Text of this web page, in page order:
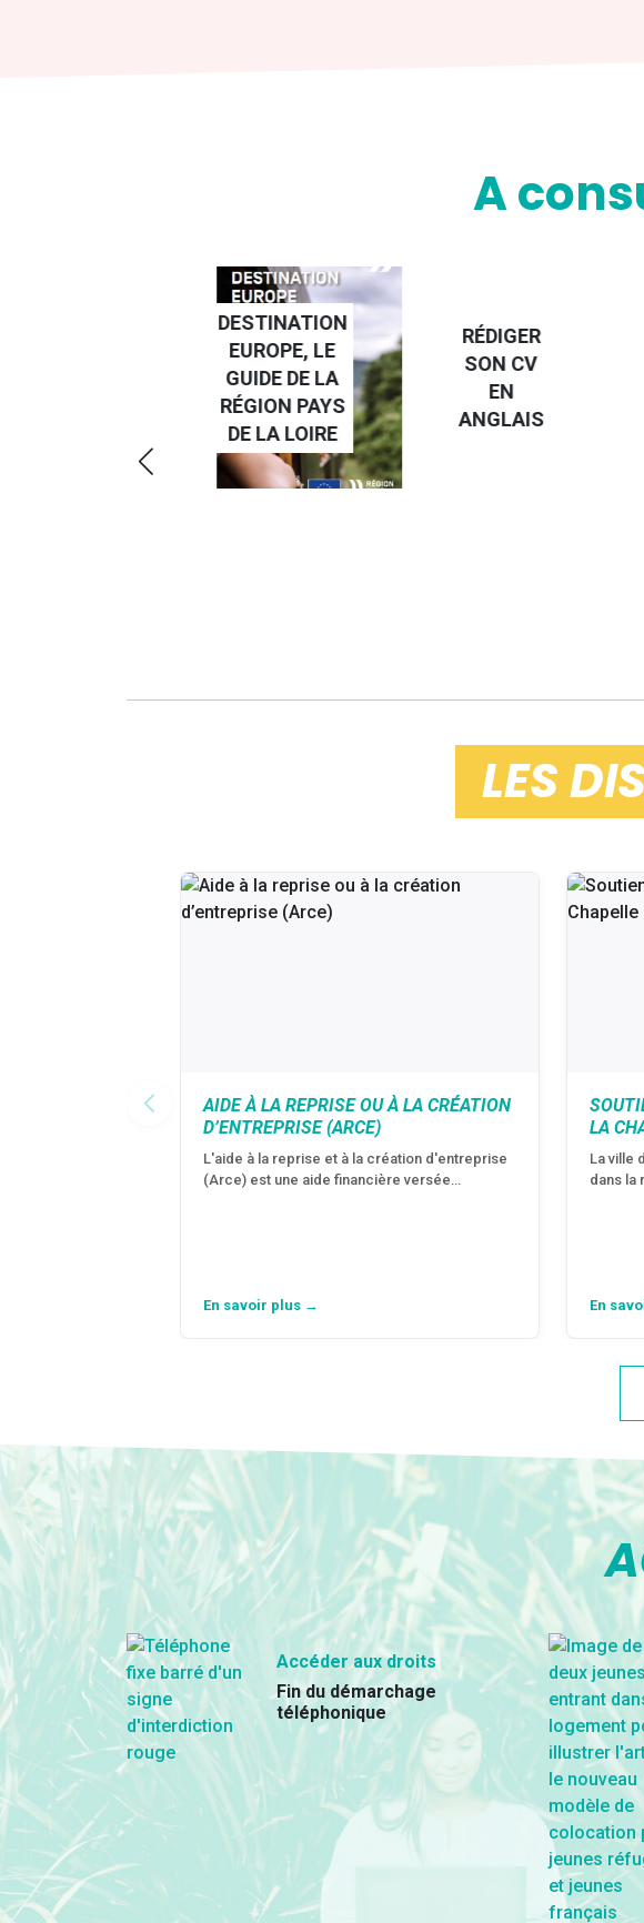
A
DESTINATION
EUROPE, LE
GUIDE DE LA
RÉGION PAYS
DE LA LOIRE
RÉDIGER
SON CV
EN
ANGLAIS
LES
AIDE À LA REPRISE OU À LA CRÉATION
D’ENTREPRISE (ARCE)
L'aide à la reprise et à la création d'entreprise
(Arce) est une aide financière versée…
En savoir plus →
LA
La ville
dans la
En
Accéder aux droits
Fin du démarchage
téléphonique